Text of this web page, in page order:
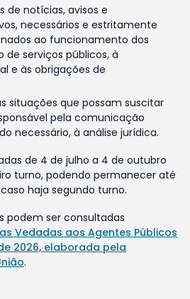
de notícias, avisos e
necessários e estritamente
ao funcionamento dos
de serviços públicos, à
e às obrigações de
situações que possam suscitar
pela comunicação
necessário, à análise jurídica.
de 4 de julho a 4 de outubro
turno, podendo permanecer até
haja segundo turno.
podem ser consultadas
Vedadas aos Agentes Públicos
2026, elaborada pela
.